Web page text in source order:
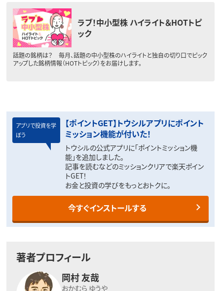
ラブ！中小型株 ハイライト＆HOTトピ
ック
話題の銘柄は？ 毎月、話題の中小型株のハイライトと独自の切り口でピック
アップした銘柄情報（HOTトピック）をお届けします。
アプリで投資を学
ぼう
【ポイントGET】トウシルアプリにポイント
ミッション機能が付いた！
トウシルの公式アプリに「ポイントミッション機
能」を追加しました。
記事を読むなどのミッションクリアで楽天ポイン
トGET！
お金と投資の学びをもっとおトクに。
今すぐインストールする
著者プロフィール
岡村 友哉
おかむら ゆうや